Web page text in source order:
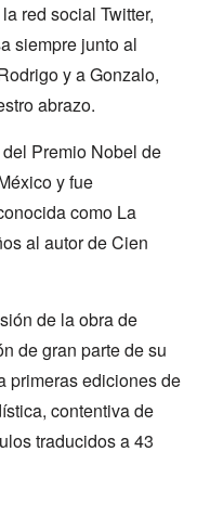
red social Twitter,
siempre junto al
y a Gonzalo,
abrazo.
Premio Nobel de
y fue
como La
al autor de Cien
de la obra de
de gran parte de su
primeras ediciones de
contentiva de
traducidos a 43